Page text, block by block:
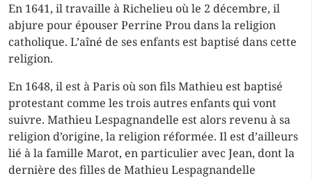
En 1641, il travaille à Richelieu où le 2 décembre, il
abjure pour épouser Perrine Prou dans la religion
catholique. L’aîné de ses enfants est baptisé dans cette
religion.
En 1648, il est à Paris où son fils Mathieu est baptisé
protestant comme les trois autres enfants qui vont
suivre. Mathieu Lespagnandelle est alors revenu à sa
religion d’origine, la religion réformée. Il est d’ailleurs
lié à la famille Marot, en particulier avec Jean, dont la
dernière des filles de Mathieu Lespagnandelle